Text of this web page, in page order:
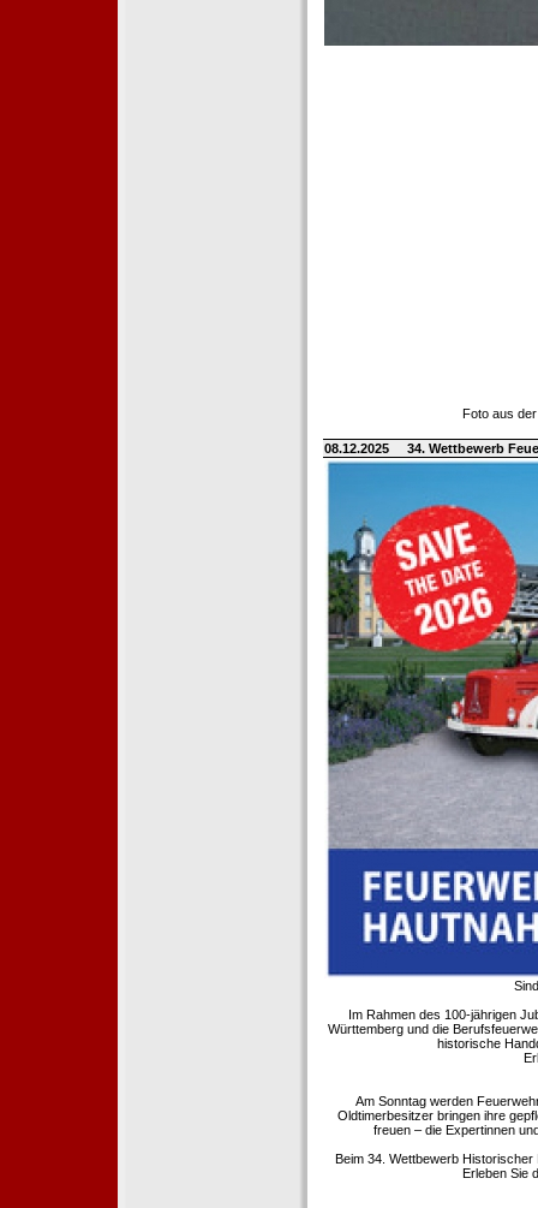
Foto aus
08.12.2025 34. Wettbewerb
Im Rahmen des 100-jährigen
Württemberg und die
historische
Am Sonntag werden
Oldtimerbesitzer bringen ihre
freuen – die Expertinnen
Beim 34. Wettbewerb
Erleben Sie